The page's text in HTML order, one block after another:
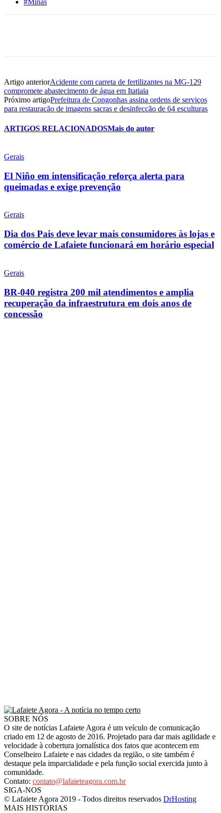
#Minas
Artigo anteriorAcidente com carreta de fertilizantes na MG-129
compromete abastecimento de água em Itatiaia
Próximo artigoPrefeitura de Congonhas assina ordens de serviços
para restauração de imagens sacras e desinfecção de 64 esculturas
ARTIGOS RELACIONADOSMais do autor
Gerais
El Niño em intensificação reforça alerta para
queimadas e exige prevenção
Gerais
Dia dos Pais deve levar mais consumidores às lojas e
comércio de Lafaiete funcionará em horário especial
Gerais
BR-040 registra 200 mil atendimentos e amplia
recuperação da infraestrutura em dois anos de
concessão
SOBRE NÓS
O site de notícias Lafaiete Agora é um veículo de comunicação
criado em 12 de agosto de 2016. Projetado para dar mais agilidade e
velocidade à cobertura jornalística dos fatos que acontecem em
Conselheiro Lafaiete e nas cidades da região, o site também é
destaque pela imparcialidade e pela função social exercida junto à
comunidade.
Contato: contato@lafaieteagora.com.br
SIGA-NOS
© Lafaiete Agora 2019 - Todos direitos reservados DrHosting
MAIS HISTÓRIAS